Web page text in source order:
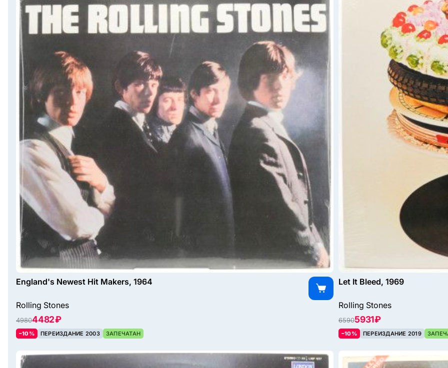
England's Newest Hit Makers, 1964
Rolling Stones
49804482 ₽
–10% ПЕРЕИЗДАНИЕ 2003 ЗАПЕЧАТАН
Let It Bleed, 1969
Rolling Stones
65905931 ₽
–10% ПЕРЕИЗДАНИЕ 2019